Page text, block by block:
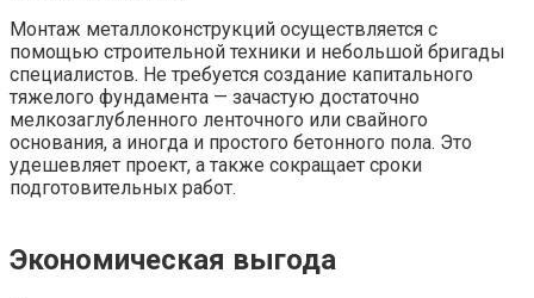
Монтаж металлоконструкций осуществляется с
помощью строительной техники и небольшой бригады
специалистов. Не требуется создание капитального
тяжелого фундамента — зачастую достаточно
мелкозаглубленного ленточного или свайного
основания, а иногда и простого бетонного пола. Это
удешевляет проект, а также сокращает сроки
подготовительных работ.
Экономическая выгода